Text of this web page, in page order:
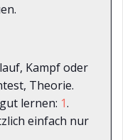
Kampf oder
Theorie.
lernen: 1.
einfach nur